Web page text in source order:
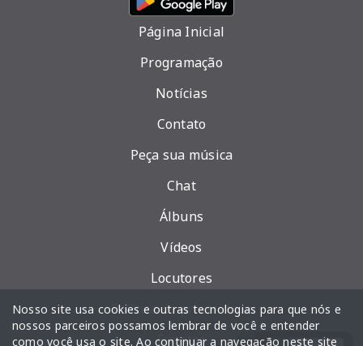
Página Inicial
Programação
Notícias
Contato
Peça sua música
Chat
Álbuns
Vídeos
Locutores
Política de privacidade
Eventos
Nosso site usa cookies e outras tecnologias para que nós e
nossos parceiros possamos lembrar de você e entender
como você usa o site. Ao continuar a navegação neste site